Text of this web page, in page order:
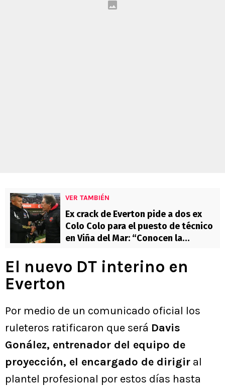
VER TAMBIÉN
Ex crack de Everton pide a dos ex
Colo Colo para el puesto de técnico
en Viña del Mar: “Conocen la
El nuevo DT interino en
Everton
Por medio de un comunicado oficial los
ruleteros ratificaron que será Davis
Gonález, entrenador del equipo de
proyección, el encargado de dirigir al
plantel profesional por estos días hasta